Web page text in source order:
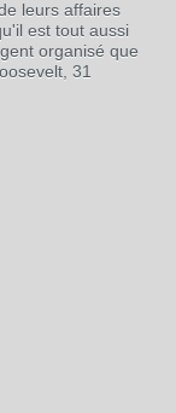
leurs affaires
est tout aussi
organisé que
31